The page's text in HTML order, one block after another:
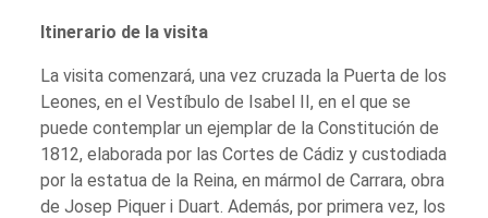
Itinerario de la visita
La visita comenzará, una vez cruzada la Puerta de los
Leones, en el Vestíbulo de Isabel II, en el que se
puede contemplar un ejemplar de la Constitución de
1812, elaborada por las Cortes de Cádiz y custodiada
por la estatua de la Reina, en mármol de Carrara, obra
de Josep Piquer i Duart. Además, por primera vez, los